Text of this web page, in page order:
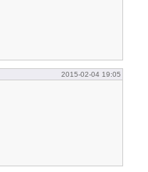
2015-02-04 19:05